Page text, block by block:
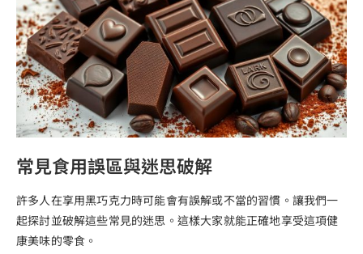
常見食用誤區與迷思破解
許多人在享用黑巧克力時可能會有誤解或不當的習慣。讓我們一
起探討並破解這些常見的迷思。這樣大家就能正確地享受這項健
康美味的零食。